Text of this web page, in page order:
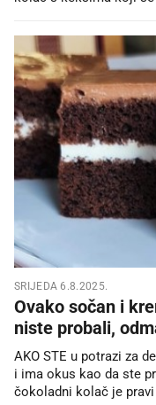
SRIJEDA 6.8.2025.
Ovako sočan i
niste probali,
AKO STE u potrazi za
i ima okus kao da ste
čokoladni kolač je pravi